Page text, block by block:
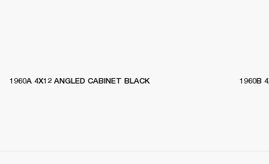
1960A 4X12 ANGLED CABINET BLACK 1960B